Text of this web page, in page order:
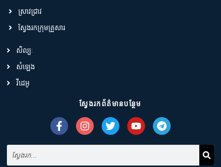
ស្រាវជ្រាវ
ស្វែងរកក្រុមគ្រួសារ
សិល្បៈ
សំឡេង
វីដេអូ
ស្វែងរកព័ត៌មានបន្ថែម